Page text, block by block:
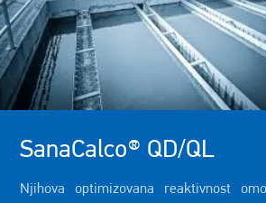
SanaCalco® QD/QL
Njihova optimizovana reaktivnost